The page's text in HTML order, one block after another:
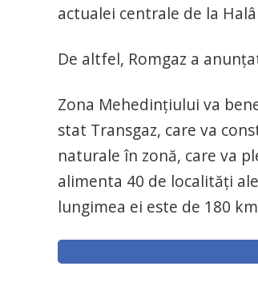
actualei centrale de la
De altfel, Romgaz a
Zona Mehedințiului va
stat Transgaz, care va
naturale în zonă, care va
alimenta 40 de localități
lungimea ei este de 180